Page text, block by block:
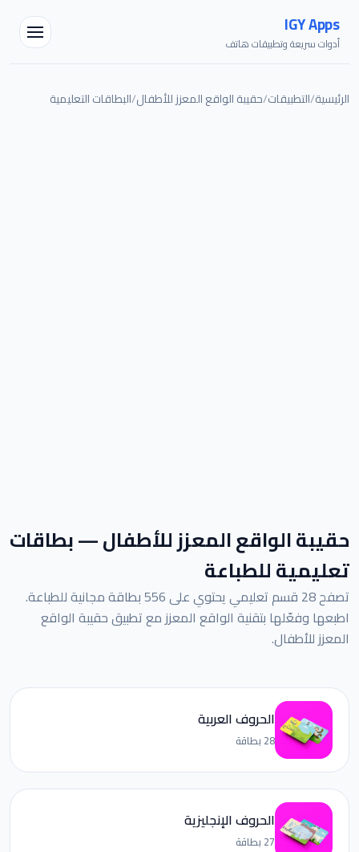
IGY Apps
أدوات سريعة وتطبيقات هاتف
الرئيسية/التطبيقات/حقيبة الواقع المعزز للأطفال/البطاقات التعليمية
حقيبة الواقع المعزز للأطفال — بطاقات
تعليمية للطباعة
تصفح 28 قسم تعليمي يحتوي على 556 بطاقة مجانية للطباعة.
اطبعها وفعّلها بتقنية الواقع المعزز مع تطبيق حقيبة الواقع
المعزز للأطفال.
الحروف العربية
28 بطاقة
الحروف الإنجليزية
27 بطاقة